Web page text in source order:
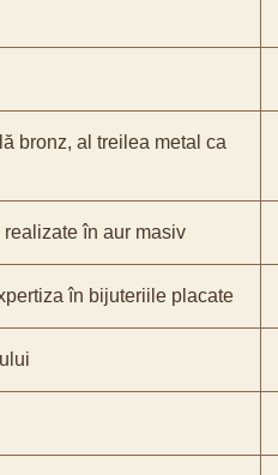
bronz, al treilea metal ca
în aur masiv
în bijuteriile placate